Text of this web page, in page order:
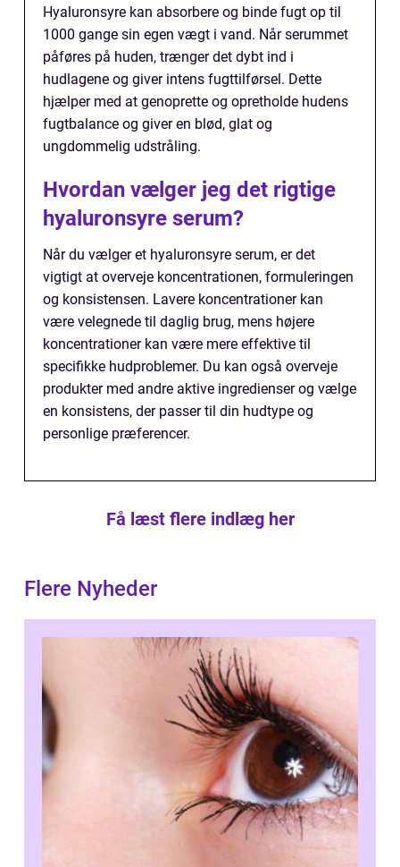
Hyaluronsyre kan absorbere og binde fugt op til
1000 gange sin egen vægt i vand. Når serummet
påføres på huden, trænger det dybt ind i
hudlagene og giver intens fugttilførsel. Dette
hjælper med at genoprette og opretholde hudens
fugtbalance og giver en blød, glat og
ungdommelig udstråling.
Hvordan vælger jeg det rigtige
hyaluronsyre serum?
Når du vælger et hyaluronsyre serum, er det
vigtigt at overveje koncentrationen, formuleringen
og konsistensen. Lavere koncentrationer kan
være velegnede til daglig brug, mens højere
koncentrationer kan være mere effektive til
specifikke hudproblemer. Du kan også overveje
produkter med andre aktive ingredienser og vælge
en konsistens, der passer til din hudtype og
personlige præferencer.
Få læst flere indlæg her
Flere Nyheder